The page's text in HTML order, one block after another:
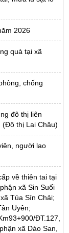
2026
quà tại xã
chống
đô thị liên
(Đô thị Lai Châu)
người lao
về thiên tai tại
xã Sin Suối
Tủa Sín Chải;
Uyên;
ĐT.127,
xã Dào San,